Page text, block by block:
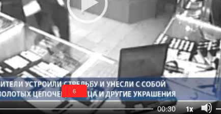
00:30 1x
5